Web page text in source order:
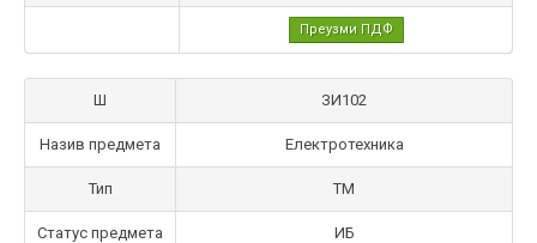
Преузми ПДФ
Ш ЗИ102
Назив предмета Електротехника
Тип ТМ
Статус предмета ИБ